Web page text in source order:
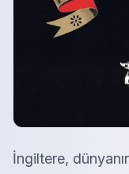
İngiltere,